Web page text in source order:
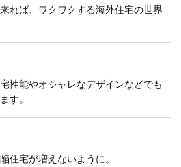
れば、ワクワクする海外住宅の世界
性能やオシャレなデザインなどでも
す。
住宅が増えないように。